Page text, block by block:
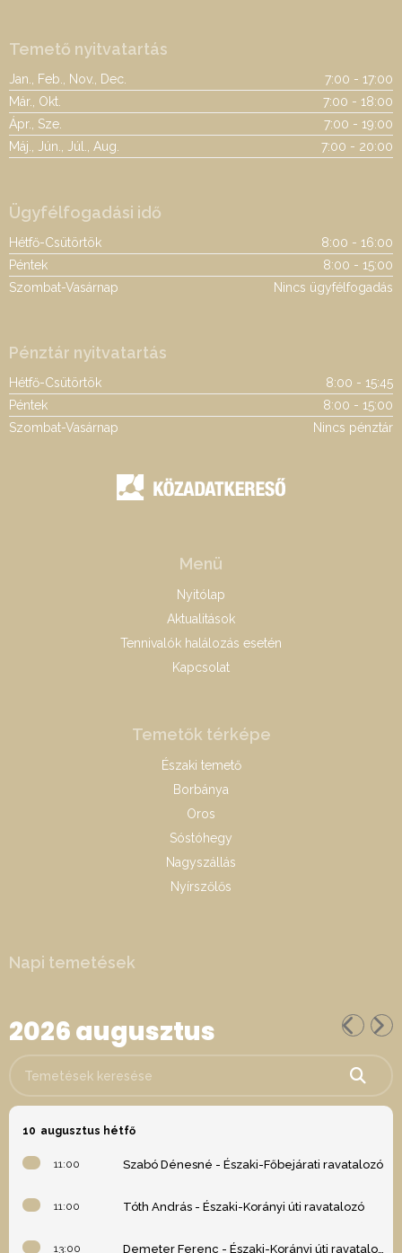
Temető nyitvatartás
Jan., Feb., Nov., Dec.
7:00 - 17:00
Már., Okt.
7:00 - 18:00
Ápr., Sze.
7:00 - 19:00
Máj., Jún., Júl., Aug.
7:00 - 20:00
Ügyfélfogadási idő
Hétfő-Csütörtök
8:00 - 16:00
Péntek
8:00 - 15:00
Szombat-Vasárnap
Nincs ügyfélfogadás
Pénztár nyitvatartás
Hétfő-Csütörtök
8:00 - 15:45
Péntek
8:00 - 15:00
Szombat-Vasárnap
Nincs pénztár
Menü
Nyitólap
Aktualitások
Tennivalók halálozás esetén
Kapcsolat
Temetők térképe
Északi temető
Borbánya
Oros
Sóstóhegy
Nagyszállás
Nyírszőlős
Napi temetések
2026 augusztus
10 augusztus hétfő
11:00 Szabó Dénesné - Északi-Főbejárati ravatalozó
11:00 Tóth András - Északi-Korányi úti ravatalozó
13:00 Demeter Ferenc - Északi-Korányi úti ravatalozó